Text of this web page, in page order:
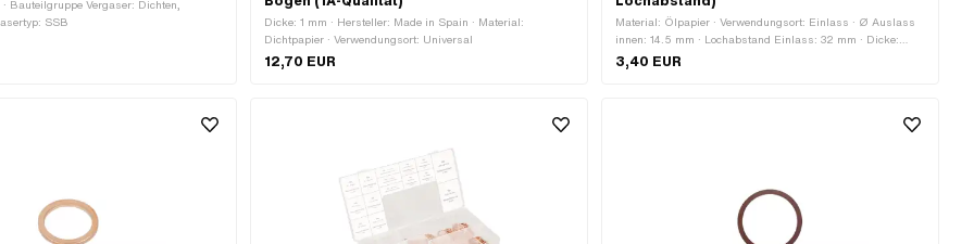
Bauteilgruppe Vergaser: Dichten,
SSB
Dicke: 1 mm · Hersteller: Made in Spain · Material:
Dichtpapier · Verwendungsort: Universal
12,70 EUR
Material: Ölpapier · Verwendungsort: Einlass · Ø Auslass
innen: 14.5 mm · Lochabstand Einlass: 32 mm · Dicke:
0.35 mm
3,40 EUR